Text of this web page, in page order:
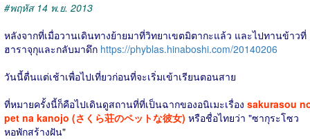
#พฤหัส 14 พ.ย. 2013
หลังจากที่เมื่อวานเดินทางย้ายมาที่วิทยาเขตมิตากะแล้ว และไปทานข้าวที่
ฮาราจุกุและกลับมาดึก https://phyblas.hinaboshi.com/20140206
วันนี้ตื่นแต่เช้าเพื่อไปเที่ยวก่อนที่จะเริ่มเข้าเรียนตอนสาย
ที่หมายครั้งนี้ก็คือไปเดินดูสถานที่ที่เป็นฉากของอนิเมะเรื่อง sakurasou
pet na kanojo (さくら荘のペットな彼女) หรือชื่อไทยว่า "ซากุระโซว
หอพักสร้างฝัน"